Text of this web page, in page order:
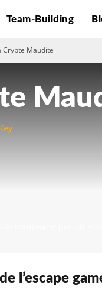
Team-Building
Crypte Maudite
l’escape